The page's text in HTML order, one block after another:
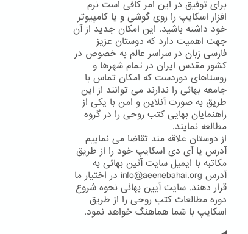
برای توفیق در این امر کافی است نرم
افزار اسکایپ را روی گوشی و یا کامپیوتر
خود داشته باشید. این امکان جدید از آن
جهت اهمیت دارد که دوستان عزیز
فارسی زبان در سراسر عالم به خصوص در
کشور مقدس ایران در تمام شهرها و
روستاهای دوردست که امکان تماس با
جامعه بهائی را ندارند می توانند از این
طریق به صورت آنلاین و امن با یکی از
راهنمایان بهایی کتب روحی را در گروه
مطالعه نمایند.
از دوستان علاقه مند تقاضا می نماییم
آدرس یا آی دی اسکایپ خود را از طریق
مکاتبه با ایمیل سایت آئین بهائی به
آدرس info@aeenebahai.org در اختیار ما
قرار دهند. سایت آیین بهائی نحوه شروع
دوره مطالعات کتب روحی را از طریق
اسکایپ با شما هماهنگ خواهد نمود.